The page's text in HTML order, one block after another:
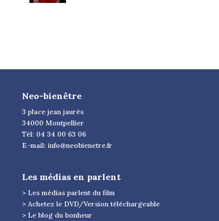
Neo-bienêtre
3 place jean jaurès
34000 Montpellier
Tél: 04 34 00 63 06
E-mail: info@neobienetre.fr
Les médias en parlent
> Les médias parlent du film
> Achetez le DVD/Version téléchargeable
> Le blog du bonheur